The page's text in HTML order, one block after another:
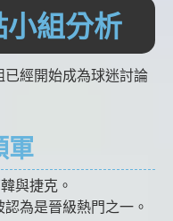
組分析
已經開始成為球迷討論
軍
與捷克。
為是晉級熱門之一。